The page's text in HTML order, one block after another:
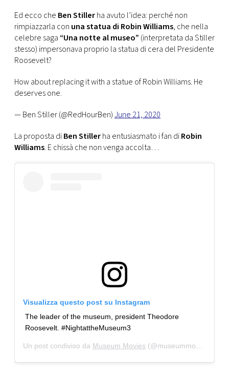
Ed ecco che Ben Stillerha avuto l’idea: perché non
rimpiazzarla con una statua di Robin Williams, che nella
celebre saga “Una notte al museo” (interpretata da Stiller
stesso) impersonava proprio la statua di cera del Presidente
Roosevelt?
How about replacing it with a statue of Robin Williams. He
deserves one.
— Ben Stiller (@RedHourBen)June 21, 2020
La proposta diBen Stillerha entusiasmato i fan diRobin
Williams. E chissà che non venga accolta…
Visualizza questo post su Instagram
The leader of the museum, president Theodore
Roosevelt. #NightattheMuseum3
Un post condiviso da Museum Movies (@museummovies) in data: